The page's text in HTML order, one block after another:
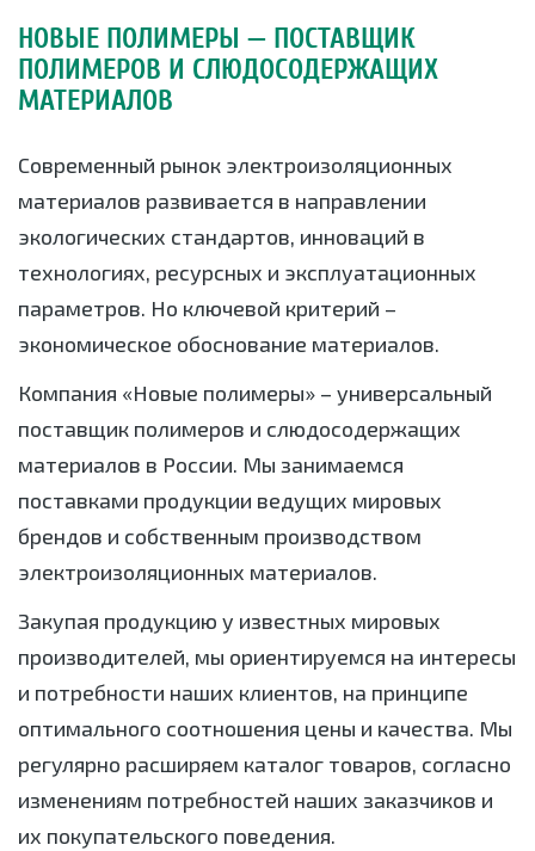
НОВЫЕ ПОЛИМЕРЫ — ПОСТАВЩИК
ПОЛИМЕРОВ И СЛЮДОСОДЕРЖАЩИХ
МАТЕРИАЛОВ
Современный рынок электроизоляционных
материалов развивается в направлении
экологических стандартов, инноваций в
технологиях, ресурсных и эксплуатационных
параметров. Но ключевой критерий –
экономическое обоснование материалов.
Компания «Новые полимеры» – универсальный
поставщик полимеров и слюдосодержащих
материалов в России. Мы занимаемся
поставками продукции ведущих мировых
брендов и собственным производством
электроизоляционных материалов.
Закупая продукцию у известных мировых
производителей, мы ориентируемся на интересы
и потребности наших клиентов, на принципе
оптимального соотношения цены и качества. Мы
регулярно расширяем каталог товаров, согласно
изменениям потребностей наших заказчиков и
их покупательского поведения.